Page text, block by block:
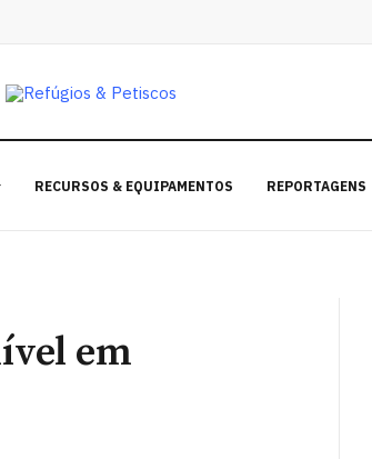
RECURSOS & EQUIPAMENTOS REPORTAGENS
em